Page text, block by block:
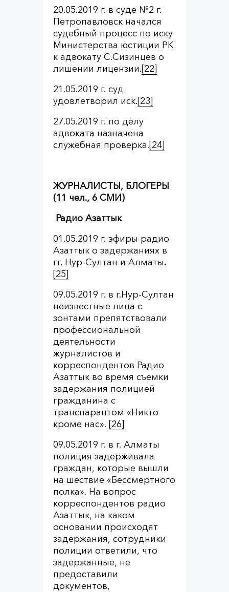
20.05.2019 г. в суде №2 г.
Петропавловск начался
судебный процесс по иску
Министерства юстиции РК
к адвокату С.Сизинцев о
лишении лицензии.[22]
21.05.2019 г. суд
удовлетворил иск.[23]
27.05.2019 г. по делу
адвоката назначена
служебная проверка.[24]
ЖУРНАЛИСТЫ, БЛОГЕРЫ
(11 чел., 6 СМИ)
Радио Азаттык
01.05.2019 г. эфиры радио
Азаттык о задержаниях в
гг. Нур-Султан и Алматы.
[25]
09.05.2019 г. в г.Нур-Султан
неизвестные лица с
зонтами препятствовали
профессиональной
деятельности
журналистов и
корреспондентов Радио
Азаттык во время съемки
задержания полицией
гражданина с
транспарантом «Никто
кроме нас». [26]
09.05.2019 г. в г. Алматы
полиция задерживала
граждан, которые вышли
на шествие «Бессмертного
полка». На вопрос
корреспондентов радио
Азаттык, на каком
основании происходят
задержания, сотрудники
полиции ответили, что
задержанные, не
предоставили
документов,